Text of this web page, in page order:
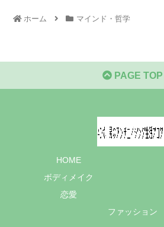
ホーム マインド・哲学
PAGE TOP
HOME
ボディメイク
恋愛
ファッション